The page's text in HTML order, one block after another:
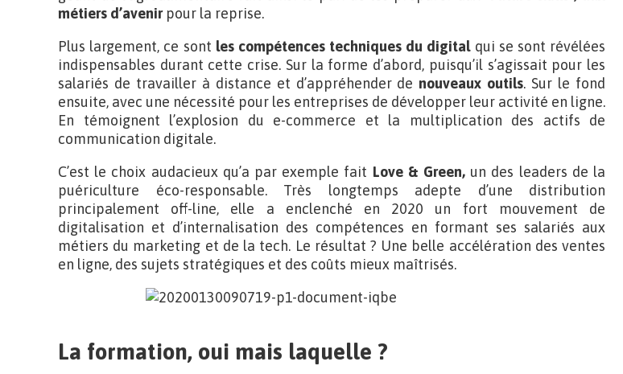
métiers d’avenirpour la reprise.
Plus largement, ce sont les compétences techniques du digitalqui se sont révélées
indispensables durant cette crise. Sur la forme d’abord, puisqu’il s’agissait pour les
salariés de travailler à distance et d’appréhender de nouveaux outils. Sur le fond
ensuite, avec une nécessité pour les entreprises de développer leur activité en ligne.
En témoignent l’explosion du e-commerce et la multiplication des actifs de
communication digitale.
C’est le choix audacieux qu’a par exemple fait Love & Green, un des leaders de la
puériculture éco-responsable. Très longtemps adepte d’une distribution
principalement off-line, elle a enclenché en 2020 un fort mouvement de
digitalisation et d’internalisation des compétences en formant ses salariés aux
métiers du marketing et de la tech. Le résultat ? Une belle accélération des ventes
en ligne, des sujets stratégiques et des coûts mieux maîtrisés.
La formation, oui mais laquelle ?